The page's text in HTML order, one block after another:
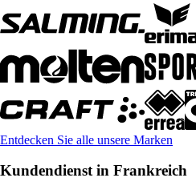
Entdecken Sie alle unsere Marken
Kundendienst in Frankreich